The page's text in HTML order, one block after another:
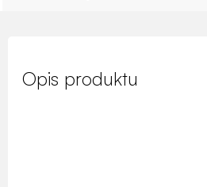
Opis produktu